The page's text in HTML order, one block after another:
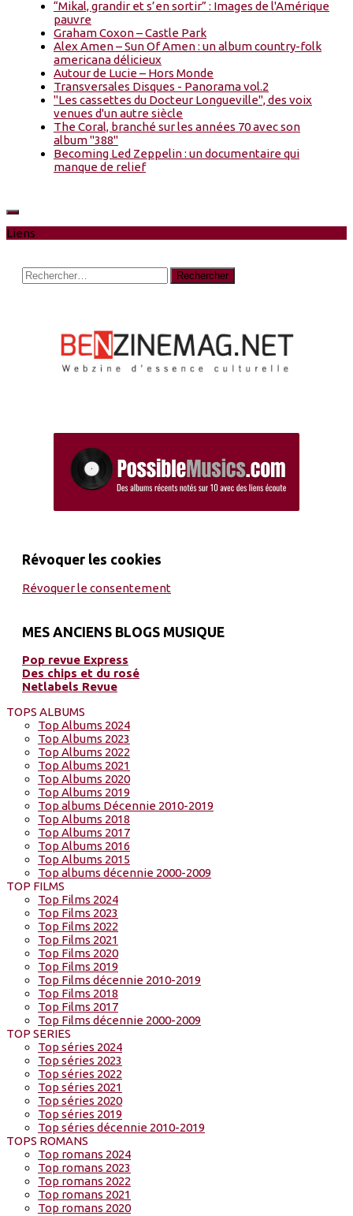
“Mikal, grandir et s’en sortir” : Images de l'Amérique
pauvre
Graham Coxon – Castle Park
Alex Amen – Sun Of Amen : un album country-folk
americana délicieux
Autour de Lucie – Hors Monde
Transversales Disques - Panorama vol.2
"Les cassettes du Docteur Longueville", des voix
venues d'un autre siècle
The Coral, branché sur les années 70 avec son
album "388"
Becoming Led Zeppelin : un documentaire qui
manque de relief
Liens
Rechercher :
Révoquer les cookies
Révoquer le consentement
MES ANCIENS BLOGS MUSIQUE
Pop revue Express
Des chips et du rosé
Netlabels Revue
TOPS ALBUMS
Top Albums 2024
Top Albums 2023
Top Albums 2022
Top Albums 2021
Top Albums 2020
Top Albums 2019
Top albums Décennie 2010-2019
Top Albums 2018
Top Albums 2017
Top Albums 2016
Top Albums 2015
Top albums décennie 2000-2009
TOP FILMS
Top Films 2024
Top Films 2023
Top Films 2022
Top Films 2021
Top Films 2020
Top Films 2019
Top Films décennie 2010-2019
Top Films 2018
Top Films 2017
Top Films décennie 2000-2009
TOP SERIES
Top séries 2024
Top séries 2023
Top séries 2022
Top séries 2021
Top séries 2020
Top séries 2019
Top séries décennie 2010-2019
TOPS ROMANS
Top romans 2024
Top romans 2023
Top romans 2022
Top romans 2021
Top romans 2020